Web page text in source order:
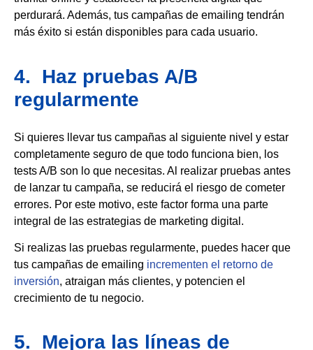
perdurará. Además, tus campañas de emailing tendrán
más éxito si están disponibles para cada usuario.
4. Haz pruebas A/B
regularmente
Si quieres llevar tus campañas al siguiente nivel y estar
completamente seguro de que todo funciona bien, los
tests A/B son lo que necesitas. Al realizar pruebas antes
de lanzar tu campaña, se reducirá el riesgo de cometer
errores. Por este motivo, este factor forma una parte
integral de las estrategias de marketing digital.
Si realizas las pruebas regularmente, puedes hacer que
tus campañas de emailing incrementen el retorno de
inversión, atraigan más clientes, y potencien el
crecimiento de tu negocio.
5. Mejora las líneas de